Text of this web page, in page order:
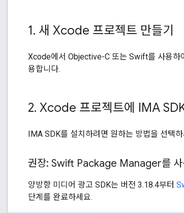
1. 새 Xcode 프로젝트 만들기
Xcode에서 Objective-C 또는 Swift를 사용하
용합니다.
2. Xcode 프로젝트에 IMA
IMA SDK를 설치하려면 원하는 방법을 선택하
권장: Swift Package Manager를 사
양방향 미디어 광고 SDK는 버전 3.18.4부터
단계를 완료하세요.